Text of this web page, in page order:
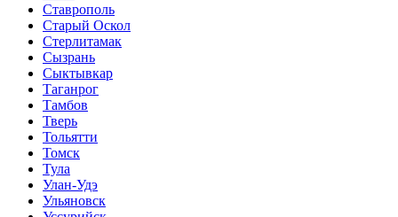
Ставрополь
Старый Оскол
Стерлитамак
Сызрань
Сыктывкар
Таганрог
Тамбов
Тверь
Тольятти
Томск
Тула
Улан-Удэ
Ульяновск